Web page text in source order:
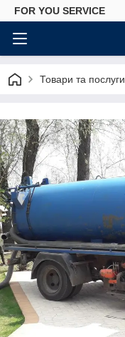
FOR YOU SERVICE
Товари та послуги